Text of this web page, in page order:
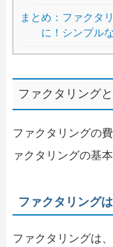
まとめ：ファクタ
に！シンプル
ファクタリング
ファクタリングの
ァクタリングの基
ファクタリング
ファクタリングは、